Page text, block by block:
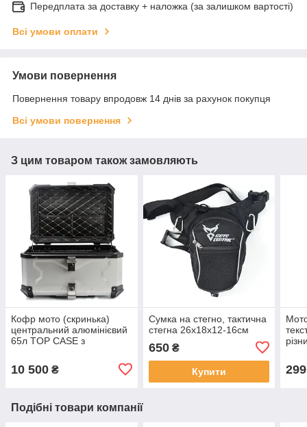
Передплата за доставку + наложка (за залишком вартості)
Всі умови оплати
Умови повернення
Повернення товару впродовж 14 днів за рахунок покупця
Всі умови повернення
З цим товаром також замовляють
Кофр мото (скринька)
центральний алюмінієвий
65л TOP CASE з
10 500 ₴
Сумка на стегно, тактична
стегна 26х18х12-16см
650₴
Купити 299
Подібні товари компанії